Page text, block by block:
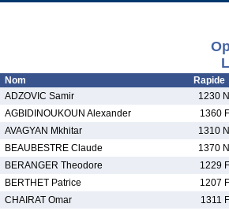
Nom
Rapide
ADZOVIC Samir
1230 N
AGBIDINOUKOUN Alexander
1360 F
AVAGYAN Mkhitar
1310 N
BEAUBESTRE Claude
1370 N
BERANGER Theodore
1229 F
BERTHET Patrice
1207 F
CHAIRAT Omar
1311 F